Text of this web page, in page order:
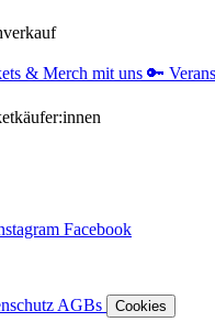
& Merch mit uns 🔑
Facebook
AGBs Cookies